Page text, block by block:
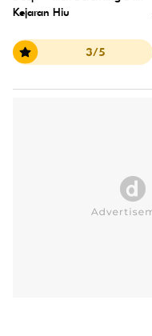
Kejaran Hiu
3/5